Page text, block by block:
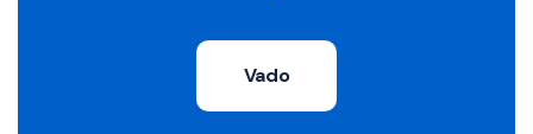
Vado